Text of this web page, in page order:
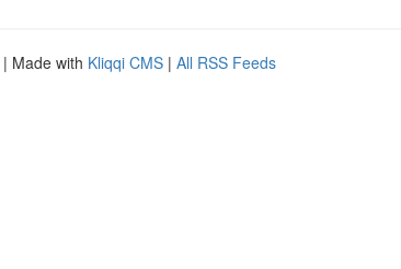
| Made with Kliqqi CMS | All RSS Feeds